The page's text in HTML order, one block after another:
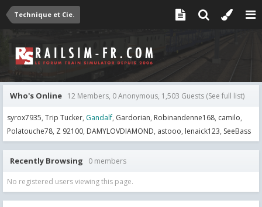
Technique et Cie.
Who's Online 12 Members, 0 Anonymous, 1,503 Guests (See full list)
syrox7935 Trip Tucker Gandalf Gardorian Robinandenne168 camilo
Polatouche78 Z 92100 DAMYLOVDIAMOND astooo lenaick123 SeeBass
Recently Browsing 0 members
No registered users viewing this page.